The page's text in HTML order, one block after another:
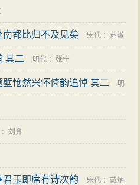
都比归不及见矣 宋代 ： 苏辙
其二 明代 ： 张宁
怆然兴怀倚韵追悼 其二 明
：刘弇
玉即席有诗次韵 宋代 ：戴炳